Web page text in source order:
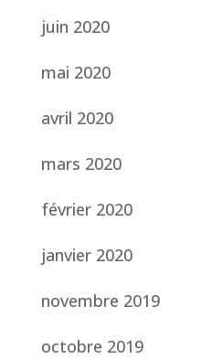
juin 2020
mai 2020
avril 2020
mars 2020
février 2020
janvier 2020
novembre 2019
octobre 2019